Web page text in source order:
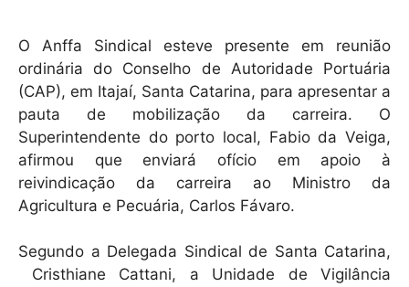
s
A
p
p
e
b
o
o
l
O Anffa Sindical esteve presente em reunião
ordinária do Conselho de Autoridade Portuária
(CAP), em Itajaí, Santa Catarina, para apresentar a
pauta de mobilização da carreira. O
Superintendente do porto local, Fabio da Veiga,
afirmou que enviará ofício em apoio à
reivindicação da carreira ao Ministro da
Agricultura e Pecuária, Carlos Fávaro.
Segundo a Delegada Sindical de Santa Catarina,
Cristhiane Cattani, a Unidade de Vigilância